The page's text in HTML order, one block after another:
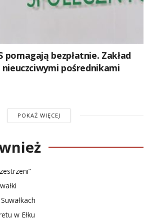
pomagają bezpłatnie. Zakład
pośrednikami
POKAŻ WIĘCEJ
w Ełku